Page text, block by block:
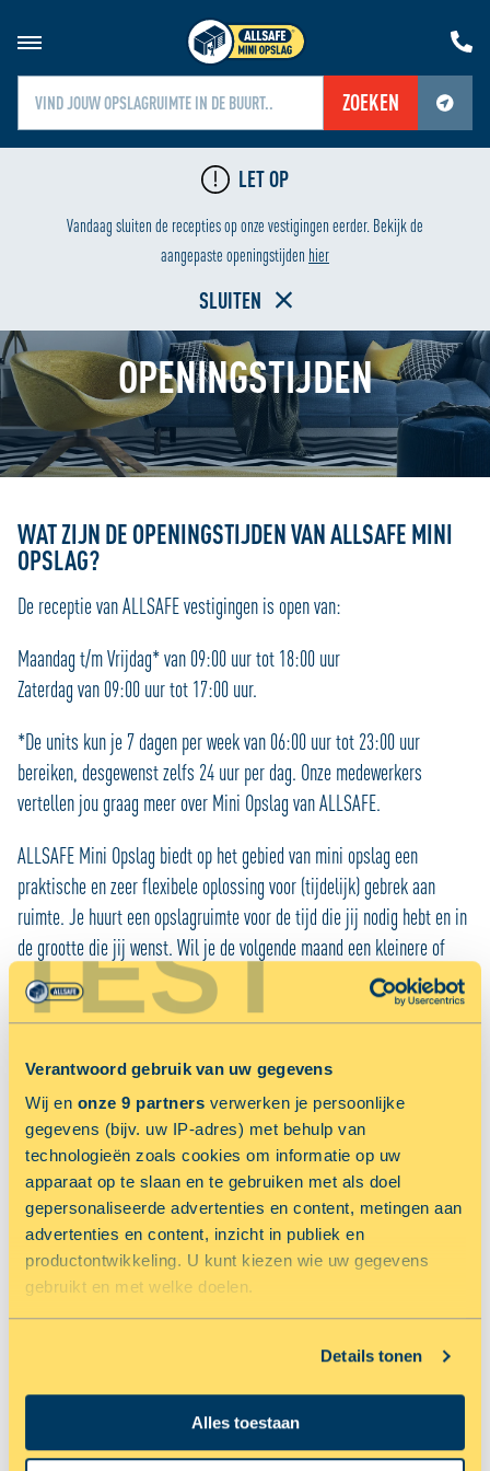
TEST
Verantwoord gebruik van uw gegevens
Wij en onze 9 partners verwerken je persoonlijke
gegevens (bijv. uw IP-adres) met behulp van
technologieën zoals cookies om informatie op uw
apparaat op te slaan en te gebruiken met als doel
gepersonaliseerde advertenties en content, metingen aan
advertenties en content, inzicht in publiek en
productontwikkeling. U kunt kiezen wie uw gegevens
gebruikt en met welke doelen.
die tot een paar meter nauwkeurig kan zijn
Uw apparaat identificeren door het actief te scannen
op specifieke eigenschappen (fingerprinting)
Details tonen
Alles toestaan
ZOEKEN
Jouw locatiediensten zijn uitgeschakeld.
Schakel jouw locatiediensten in om deze functie te gebruiken.
LET OP
Vandaag sluiten de recepties op onze vestigingen eerder. Bekijk de
aangepaste openingstijden hier
SLUITEN
Home
OPENINGSTIJDEN
WAT ZIJN DE OPENINGSTIJDEN VAN ALLSAFE MINI
OPSLAG?
De receptie van ALLSAFE vestigingen is open van:
Maandag t/m Vrijdag* van 09:00 uur tot 18:00 uur
Zaterdag van 09:00 uur tot 17:00 uur.
*De units kun je 7 dagen per week van 06:00 uur tot 23:00 uur
bereiken, desgewenst zelfs 24 uur per dag. Onze medewerkers
vertellen jou graag meer over Mini Opslag van ALLSAFE.
ALLSAFE Mini Opslag biedt op het gebied van mini opslag een
praktische en zeer flexibele oplossing voor (tijdelijk) gebrek aan
ruimte. Je huurt een opslagruimte voor de tijd die jij nodig hebt en in
de grootte die jij wenst. Wil je de volgende maand een kleinere of
grotere unit huren? Je kunt geheel kosteloos op elk gewenst moment
naar een grotere of kleinere mini opslag unit verhuizen.
Offerte voor mini opslag aanvragen
Ga terug naar het overzicht van de veelgestelde vragen
PRIJS AANVRAGEN